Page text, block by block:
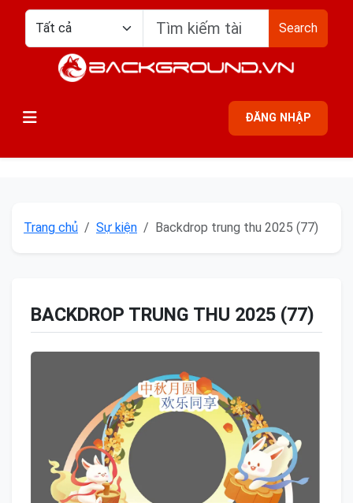
Search
ĐĂNG NHẬP
Trang chủ Sự kiện Backdrop trung thu 2025 (77)
BACKDROP TRUNG THU 2025 (77)